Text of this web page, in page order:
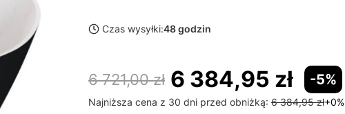
Czas wysyłki:48 godzin
6 721,00 zł 6 384,95 zł -5%
Najniższa cena z 30 dni przed obniżką: 6 384,95 zł+0%